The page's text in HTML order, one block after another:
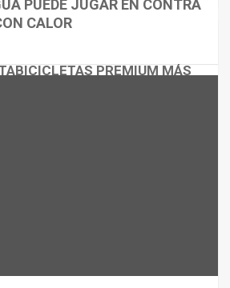
PREMIUM MÁS
PUEDE JUGAR EN CONTRA
CALOR